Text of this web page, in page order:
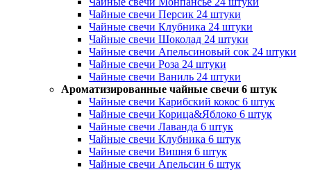
Чайные свечи Персик 24 штуки
Чайные свечи Клубника 24 штуки
Чайные свечи Шоколад 24 штуки
Чайные свечи Апельсиновый сок 24 штуки
Чайные свечи Роза 24 штуки
Чайные свечи Ваниль 24 штуки
Ароматизированные чайные свечи 6 штук
Чайные свечи Карибский кокос 6 штук
Чайные свечи Корица&Яблоко 6 штук
Чайные свечи Лаванда 6 штук
Чайные свечи Клубника 6 штук
Чайные свечи Вишня 6 штук
Чайные свечи Апельсин 6 штук